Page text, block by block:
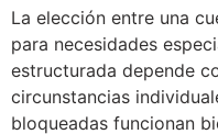
La elección entre una
para necesidades
estructurada depende
circunstancias
bloqueadas funcionan